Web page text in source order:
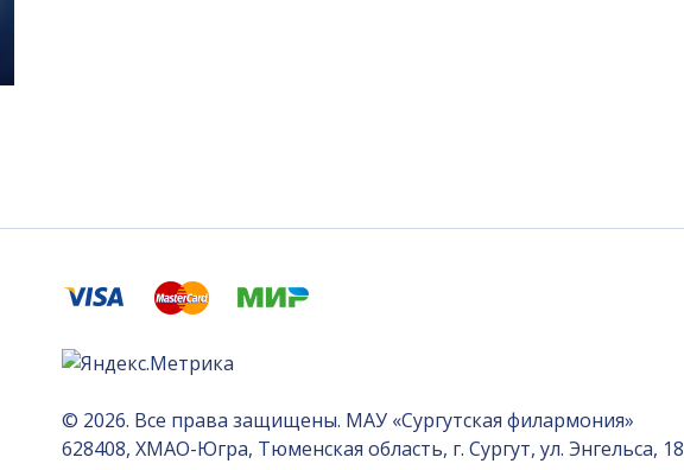
© 2026. Все права защищены. МАУ «Сургутская филармония»
628408, ХМАО-Югра, Тюменская область, г. Сургут, ул. Энгельса, 18